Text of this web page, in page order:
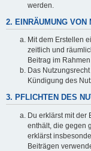
werden.
2. EINRÄUMUNG VON
Mit dem Erstellen
zeitlich und
Beitrag im
Das
Kündigung des
3. PFLICHTEN DES
Du erklärst mit der
enthält, die gegen
erklärst
Beiträgen